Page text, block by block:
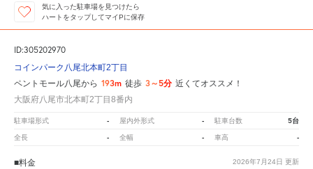
気に入った駐車場を見つけたら
ハートをタップしてマイPに保存
ID:305202970
コインパーク八尾北本町2丁目
ペントモール八尾から 193m 徒歩 3～5分 近くてオススメ！
大阪府八尾市北本町2丁目8番内
駐車場形式 - 屋内外形式 - 駐車台数 5台
全長 - 全幅 - 車高 -
2026年7月24日 更新
■料金